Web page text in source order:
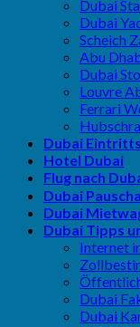
Dubai
Dubai
Scheich
Abu
Dubai
Louvre
Ferrari
Dubai
Hotel Dubai
Flug nach
Dubai
Dubai
Dubai Tipps
Internet
Dubai
Dubai